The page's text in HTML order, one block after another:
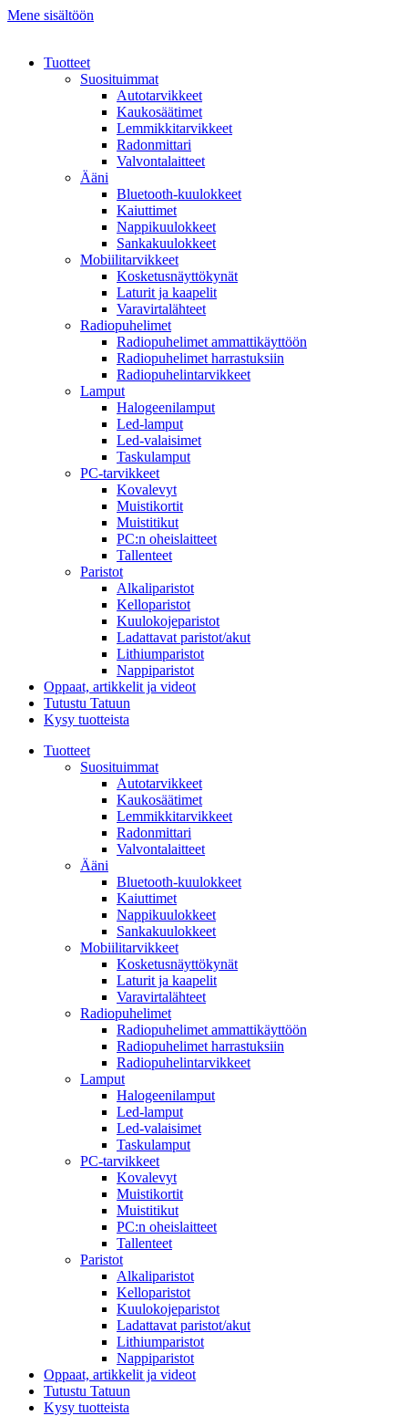
Mene sisältöön
Tuotteet
Suosituimmat
Autotarvikkeet
Kaukosäätimet
Lemmikkitarvikkeet
Radonmittari
Valvontalaitteet
Ääni
Bluetooth-kuulokkeet
Kaiuttimet
Nappikuulokkeet
Sankakuulokkeet
Mobiilitarvikkeet
Kosketusnäyttökynät
Laturit ja kaapelit
Varavirtalähteet
Radiopuhelimet
Radiopuhelimet ammattikäyttöön
Radiopuhelimet harrastuksiin
Radiopuhelintarvikkeet
Lamput
Halogeenilamput
Led-lamput
Led-valaisimet
Taskulamput
PC-tarvikkeet
Kovalevyt
Muistikortit
Muistitikut
PC:n oheislaitteet
Tallenteet
Paristot
Alkaliparistot
Kelloparistot
Kuulokojeparistot
Ladattavat paristot/akut
Lithiumparistot
Nappiparistot
Oppaat, artikkelit ja videot
Tutustu Tatuun
Kysy tuotteista
Tuotteet
Suosituimmat
Autotarvikkeet
Kaukosäätimet
Lemmikkitarvikkeet
Radonmittari
Valvontalaitteet
Ääni
Bluetooth-kuulokkeet
Kaiuttimet
Nappikuulokkeet
Sankakuulokkeet
Mobiilitarvikkeet
Kosketusnäyttökynät
Laturit ja kaapelit
Varavirtalähteet
Radiopuhelimet
Radiopuhelimet ammattikäyttöön
Radiopuhelimet harrastuksiin
Radiopuhelintarvikkeet
Lamput
Halogeenilamput
Led-lamput
Led-valaisimet
Taskulamput
PC-tarvikkeet
Kovalevyt
Muistikortit
Muistitikut
PC:n oheislaitteet
Tallenteet
Paristot
Alkaliparistot
Kelloparistot
Kuulokojeparistot
Ladattavat paristot/akut
Lithiumparistot
Nappiparistot
Oppaat, artikkelit ja videot
Tutustu Tatuun
Kysy tuotteista